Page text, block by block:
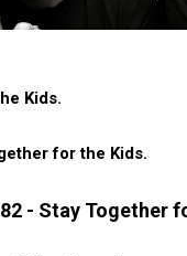
Kids.
for the Kids.
- Stay Together